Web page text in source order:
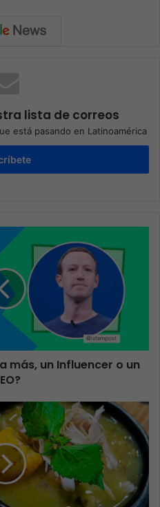
lista de correos
está pasando en Latinoamérica
más, un Influencer o un